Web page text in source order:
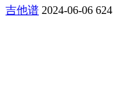
吉他谱 2024-06-06 624